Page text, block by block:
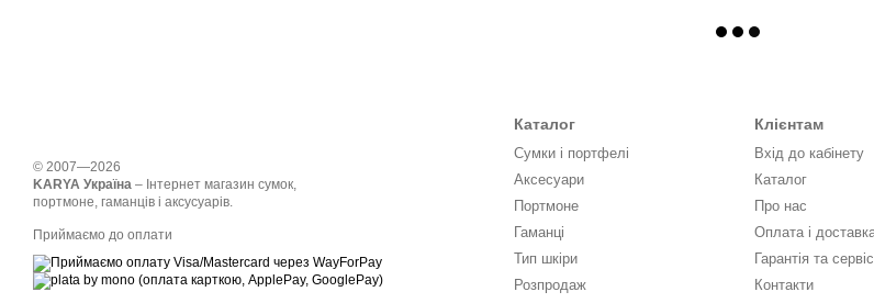
© 2007—2026
KARYA Україна – Інтернет магазин сумок,
портмоне, гаманців і аксусуарів.
Приймаємо до оплати
Каталог
Сумки і портфелі
Аксесуари
Портмоне
Гаманці
Тип шкіри
Розпродаж
Клієнтам
Вхід до кабінету
Каталог
Про нас
Оплата і
Гарантія та сервіс
Контакти